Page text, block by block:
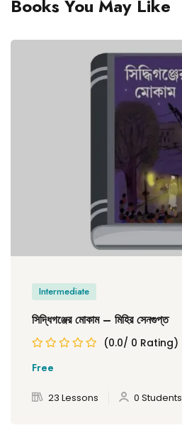
Books You May Like
Intermediate
সিদ্ধিগঞ্জের মোকাম – মিহির সেনগুপ্ত
(0.0/ 0 Rating)
Free
23 Lessons 0 Students